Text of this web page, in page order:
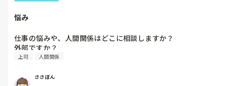
悩み
仕事の悩みや、人間関係はどこに相談しますか？
外部ですか？
上司 人間関係
ささぼん